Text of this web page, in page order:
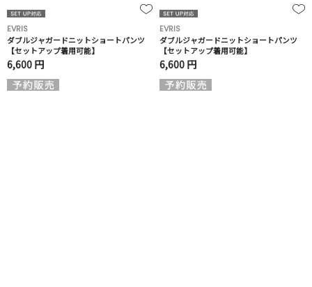
EVRIS
ダブルジャガードニットショートパンツ
【セットアップ着用可能】
6,600 円
EVRIS
ダブルジャガードニットショートパンツ
【セットアップ着用可能】
6,600 円